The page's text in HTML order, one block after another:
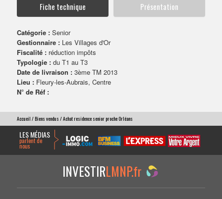
Fiche technique Présentation
Catégorie :Senior
Gestionnaire :Les Villages d'Or
Fiscalité :réduction impôts
Typologie :du T1 au T3
Date de livraison :3ème TM 2013
Lieu :Fleury-les-Aubrais, Centre
N° de Réf :
Accueil /Biens vendus / Achat residence senior proche Orléans
LES MÉDIAS
parlent de
nous
INVESTIRLMNP.fr